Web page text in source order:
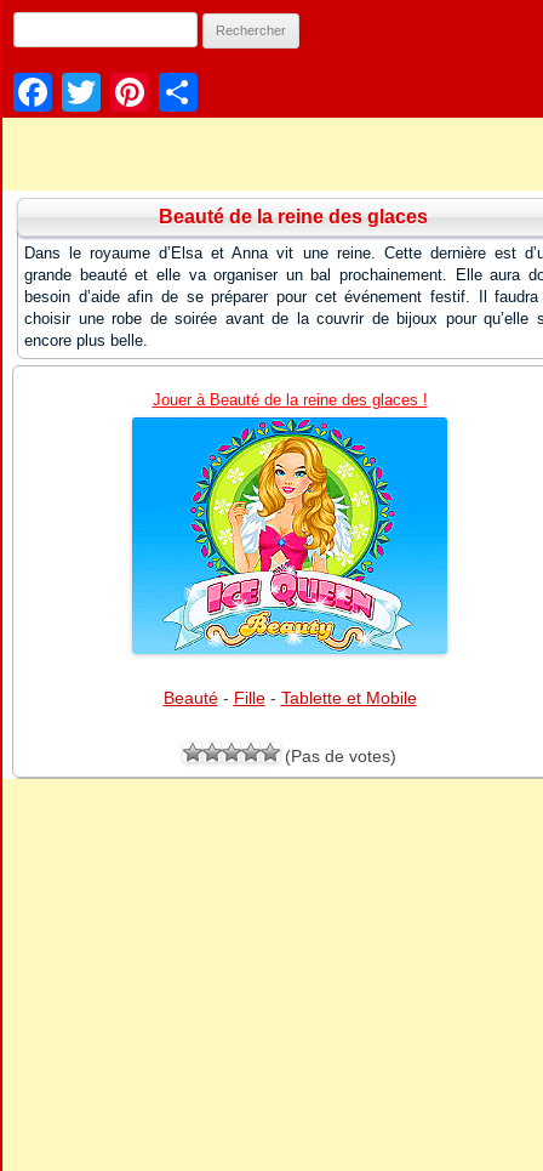
Facebook
TwitterPinterest
Beauté de la reine des glaces
Dans le royaume d’Elsa et Anna vit une reine. Cette dernière est
grande beauté et elle va organiser un bal prochainement. Elle aura
besoin d’aide afin de se préparer pour cet événement festif. Il
choisir une robe de soirée avant de la couvrir de bijoux pour qu’elle
encore plus belle.
Jouer à Beauté de la reine des glaces !
Beauté- Fille- Tablette et Mobile
(Pas de votes)